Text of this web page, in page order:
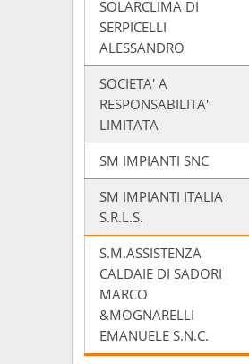
SOLARCLIMA DI
SERPICELLI
ALESSANDRO
SOCIETA' A
RESPONSABILITA'
LIMITATA
SM IMPIANTI SNC
SM IMPIANTI ITALIA
S.R.L.S.
S.M.ASSISTENZA
CALDAIE DI SADORI
MARCO
&MOGNARELLI
EMANUELE S.N.C.